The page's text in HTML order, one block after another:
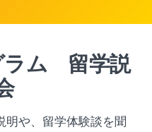
ラム 留学説
明や、留学体験談を聞